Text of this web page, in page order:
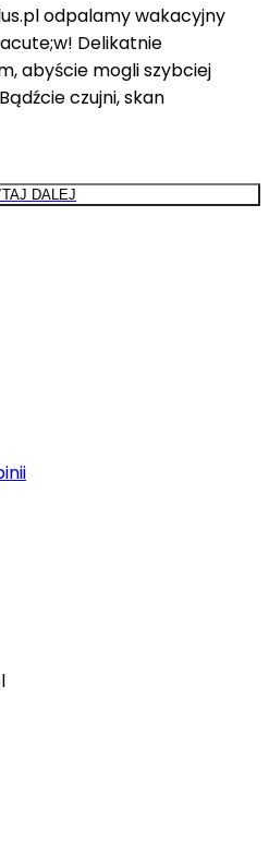
odpalamy wakacyjny
Delikatnie
abyście mogli szybciej
czujni, skan
DALEJ